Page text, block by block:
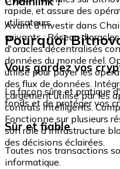
rapide, et assure des
utilisateurs.
Avant d'investir dans
suivants : Réseau
d'oracles décentralisés
données du monde réel.
utilisé pour payer les
des flux de données.
Largement utilisé par les
contrats intelligents.
Fonctionne sur plusieurs
son rôle d'infrastructure
des décisions éclairées.
Pourquoi
Vous gardez vos
La façon sûre et pratique
fonds et de protéger vos
Sûr et fiable
Toutes nos transactions
informatique.